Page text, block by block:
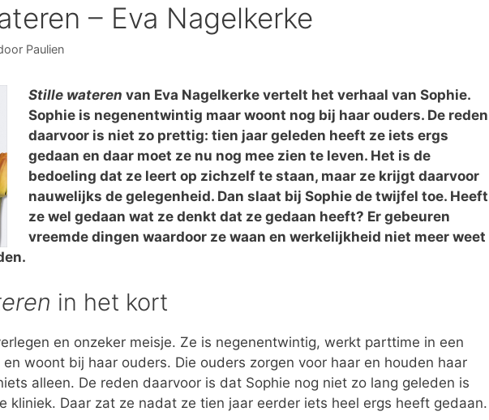
– Eva Nagelkerke
Paulien
Stille wateren van Eva Nagelkerke vertelt het verhaal van Sophie.
Sophie is negenentwintig maar woont nog bij haar ouders. De reden
daarvoor is niet zo prettig: tien jaar geleden heeft ze iets ergs
gedaan en daar moet ze nu nog mee zien te leven. Het is de
bedoeling dat ze leert op zichzelf te staan, maar ze krijgt daarvoor
nauwelijks de gelegenheid. Dan slaat bij Sophie de twijfel toe. Heeft
ze wel gedaan wat ze denkt dat ze gedaan heeft? Er gebeuren
vreemde dingen waardoor ze waan en werkelijkheid niet meer weet
in het kort
en onzeker meisje. Ze is negenentwintig, werkt parttime in een
woont bij haar ouders. Die ouders zorgen voor haar en houden haar
alleen. De reden daarvoor is dat Sophie nog niet zo lang geleden is
kliniek. Daar zat ze nadat ze tien jaar eerder iets heel ergs heeft gedaan.